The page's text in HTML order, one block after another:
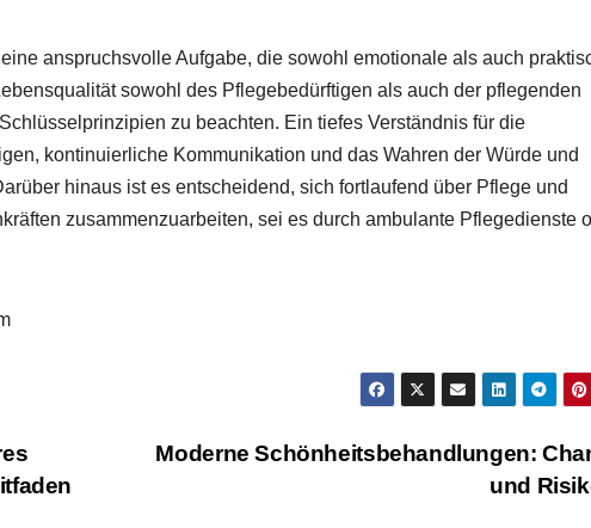
anspruchsvolle Aufgabe, die sowohl emotionale als auch
sowohl des Pflegebedürftigen als auch der pflegenden
zu beachten. Ein tiefes Verständnis für die
kontinuierliche Kommunikation und das Wahren der Würde und
hinaus ist es entscheidend, sich fortlaufend über Pflege und
zusammenzuarbeiten, sei es durch ambulante Pflegedienste
Moderne Schönheitsbehandlungen:
und